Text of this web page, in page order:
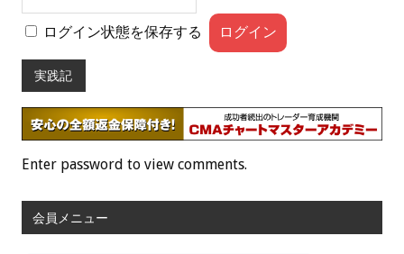
ログイン状態を保存する
実践記
Enter password to view comments.
会員メニュー